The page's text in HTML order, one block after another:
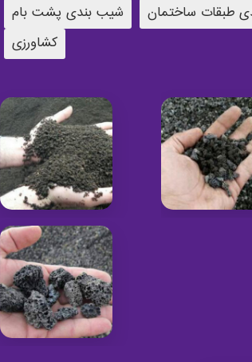
شیب بندی پشت بام
طبقات ساختمان
کشاورزی